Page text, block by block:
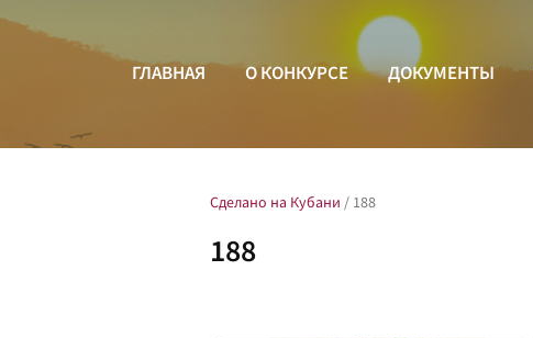
ГЛАВНАЯ О КОНКУРСЕ ДОКУМЕНТЫ
Сделано на Кубани / 188
188